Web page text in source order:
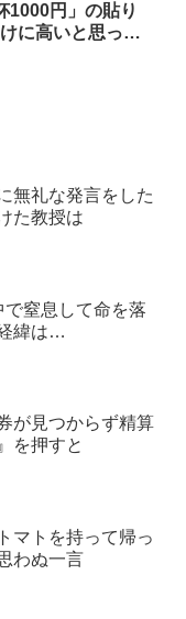
1000円」の貼り
に高いと思った
無礼な発言をした
た教授は
で窒息して命を落
緯は…
が見つからず精算
を押すと
マトを持って帰っ
わぬ一言